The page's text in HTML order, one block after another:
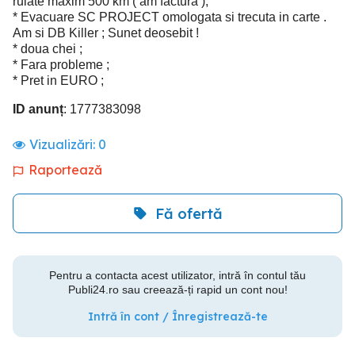
* Evacuare SC PROJECT omologata si trecuta in carte .
Am si DB Killer ; Sunet deosebit !
* doua chei ;
* Fara probleme ;
* Pret in EURO ;
ID anunț: 1777383098
Vizualizări: 0
Raportează
Fă ofertă
Pentru a contacta acest utilizator, intră în contul tău
Publi24.ro sau creează-ți rapid un cont nou!
Intră în cont / Înregistrează-te